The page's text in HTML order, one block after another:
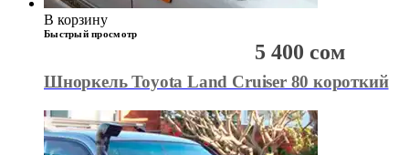
В корзину
Быстрый просмотр
Шноркель Toyota Land Cruiser 80 короткий
5 400 сом